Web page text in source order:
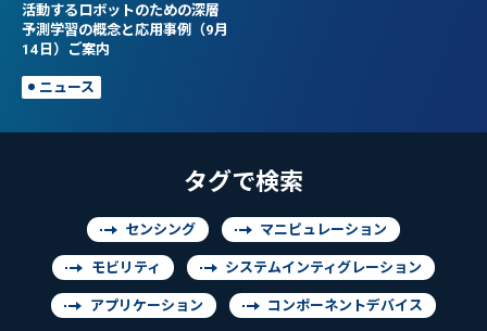
活動するロボットのための深層
予測学習の概念と応用事例（9月
14日）ご案内
ニュース
タグで検索
センシング マニピュレーション
モビリティ システムインティグレーション
アプリケーション コンポーネントデバイス